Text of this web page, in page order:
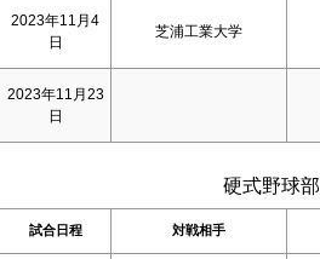
2023年11月4
日
芝浦工業大学
2023年11月23
日
硬式野球部
試合日程 対戦相手